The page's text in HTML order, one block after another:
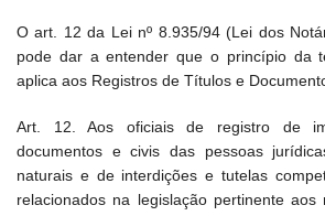
O art. 12 da Lei nº 8.935/94 (Lei dos
pode dar a entender que o princípio da
aplica aos Registros de Títulos e
Art. 12. Aos oficiais de registro de
documentos e civis das pessoas
naturais e de interdições e tutelas
relacionados na legislação pertinente aos